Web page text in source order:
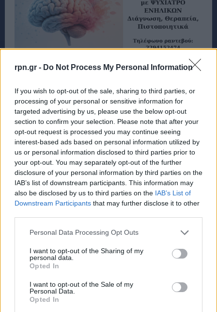
rpn.gr - Do Not Process My Personal Information
If you wish to opt-out of the sale, sharing to third parties, or
processing of your personal or sensitive information for
targeted advertising by us, please use the below opt-out
section to confirm your selection. Please note that after your
opt-out request is processed you may continue seeing
interest-based ads based on personal information utilized by
us or personal information disclosed to third parties prior to
your opt-out. You may separately opt-out of the further
disclosure of your personal information by third parties on the
IAB’s list of downstream participants. This information may
also be disclosed by us to third parties on the IAB’s List of
Downstream Participants that may further disclose it to other
Personal Data Processing Opt Outs
I want to opt-out of the Sharing of my
personal data.
Opted In
I want to opt-out of the Sale of my
Personal Data.
Opted In